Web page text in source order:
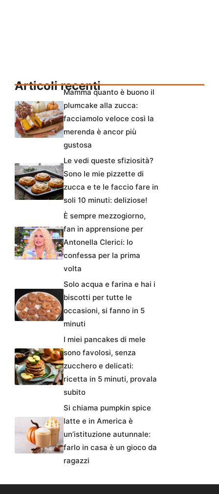
Articoli recentiMamma quanto è buono il
plumcake alla zucca:
facciamolo veloce così la
merenda è ancor più
gustosa
Le vedi queste sfiziosità?
Sono le mie pizzette di
zucca e te le faccio fare in
soli 10 minuti: deliziose!
È sempre mezzogiorno,
fan in apprensione per
Antonella Clerici: lo
confessa per la prima
volta
Solo acqua e farina e hai i
biscotti per tutte le
occasioni, si fanno in 5
minuti
I miei pancakes di mele
sono favolosi, senza
zucchero e delicati:
ricetta in 5 minuti, provala
subito
Si chiama pumpkin spice
latte e in America è
un’istituzione autunnale:
farlo in casa è un gioco da
ragazzi